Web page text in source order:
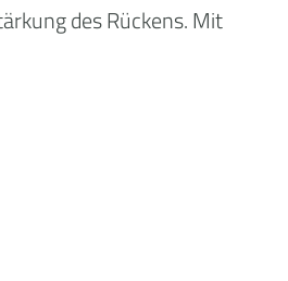
des Rückens. Mit